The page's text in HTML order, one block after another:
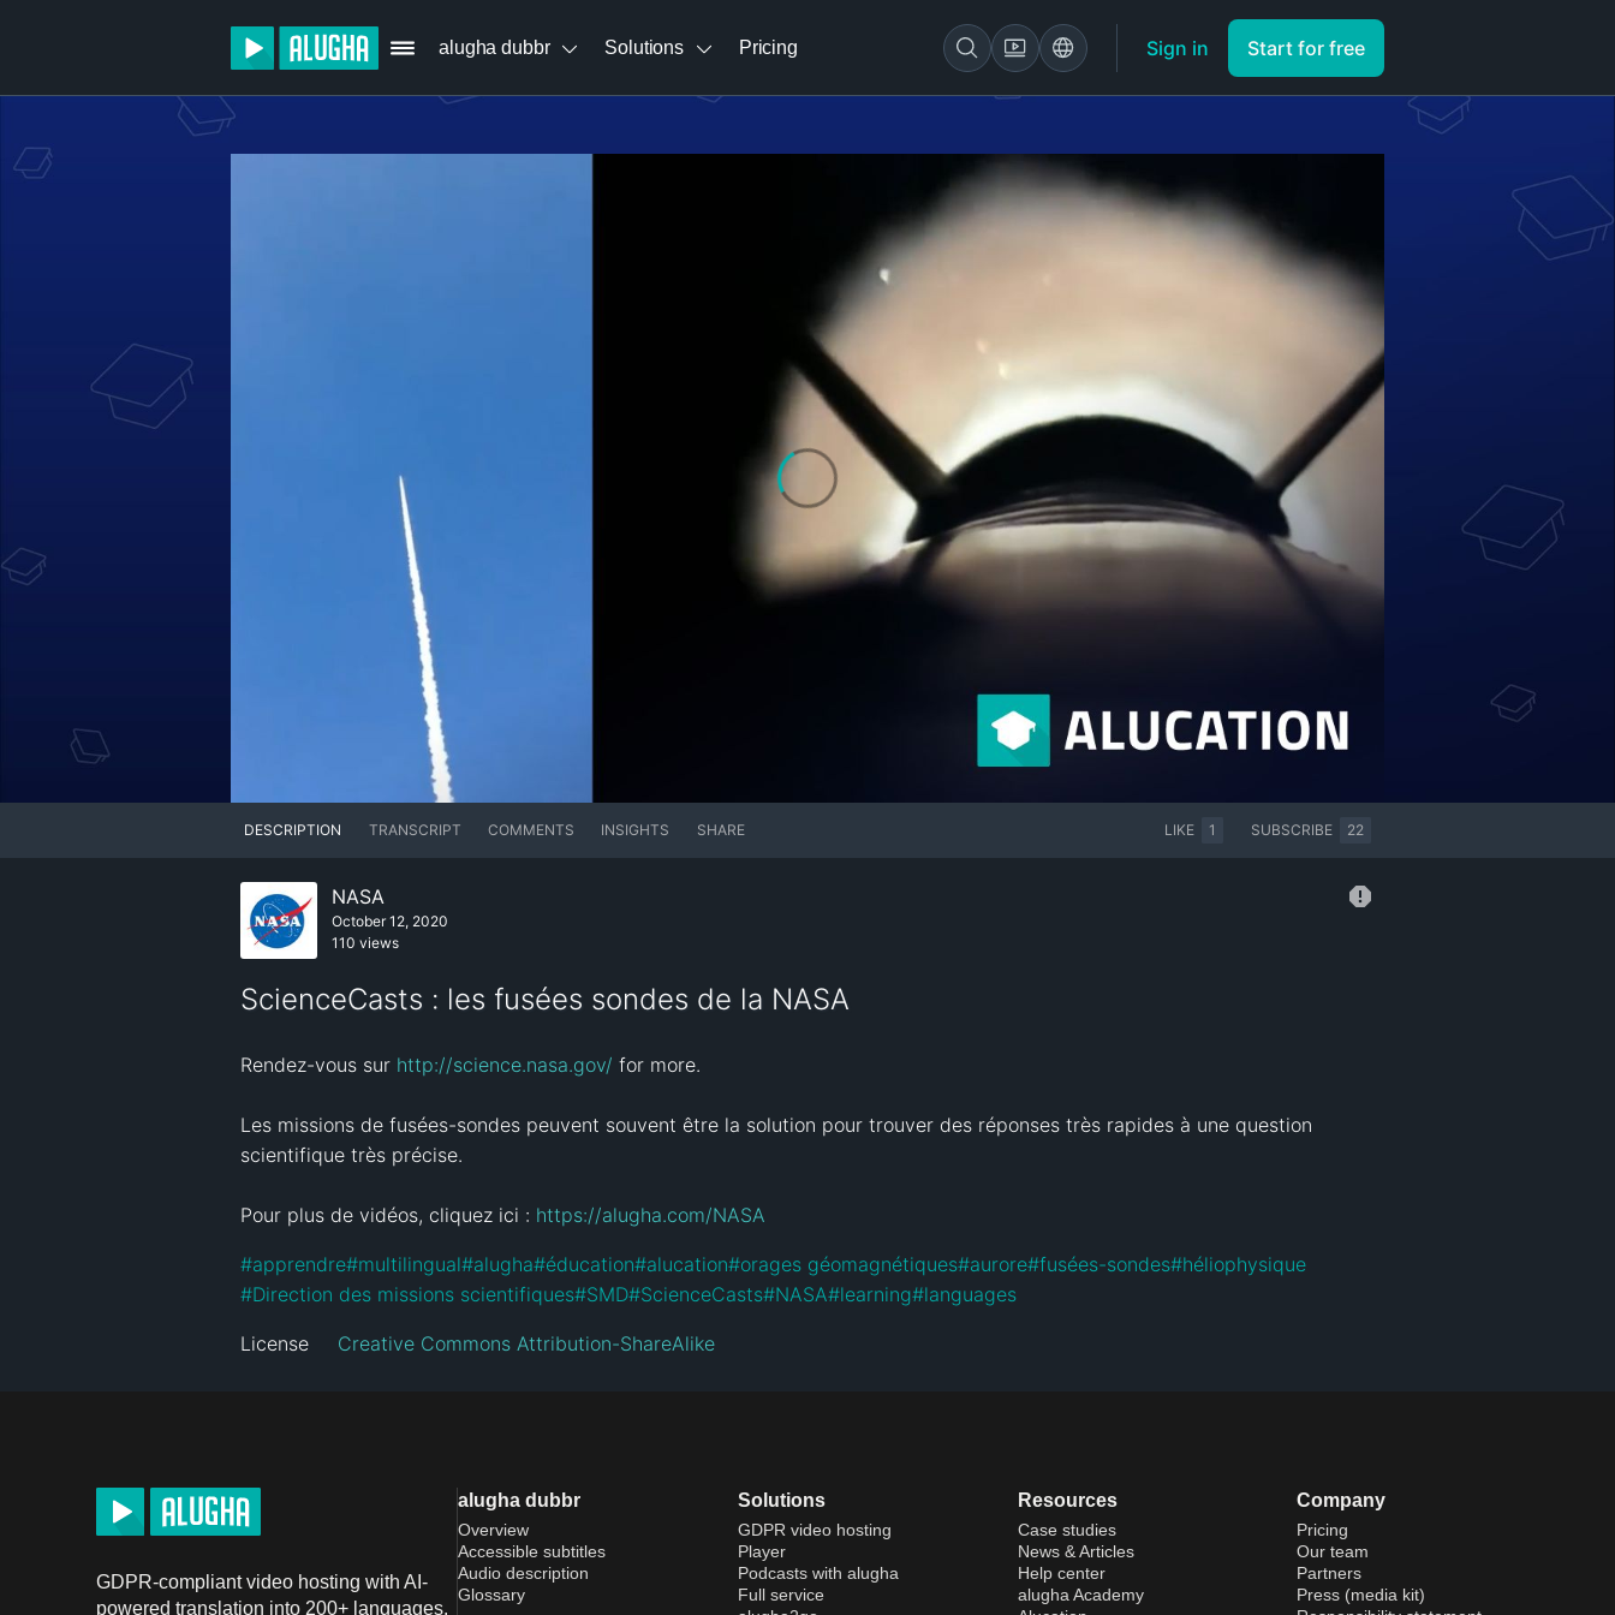
alugha dubbr Solutions Pricing Sign in Start for free
DESCRIPTION TRANSCRIPT COMMENTS INSIGHTS SHARE LIKE 1 SUBSCRIBE 22
NASA
October 12, 2020
110 views
ScienceCasts : les fusées sondes de la NASA
Rendez-vous sur http://science.nasa.gov/ for more.
Les missions de fusées-sondes peuvent souvent être la solution pour trouver des réponses très rapides à une question
scientifique très précise.
Pour plus de vidéos, cliquez ici : https://alugha.com/NASA
#apprendre#multilingual#alugha#éducation#alucation#orages géomagnétiques#aurore#fusées-sondes#héliophysique
#Direction des missions scientifiques#SMD#ScienceCasts#NASA#learning#languages
License Creative Commons Attribution-ShareAlike
GDPR-compliant video hosting with AI-
powered translation into 200+ languages.
alugha dubbr
Overview
Accessible subtitles
Audio description
Glossary
Solutions
GDPR video hosting
Player
Podcasts with alugha
Full service
Resources
Case studies
News & Articles
Help center
alugha Academy
Company
Pricing
Our team
Partners
Press (media kit)